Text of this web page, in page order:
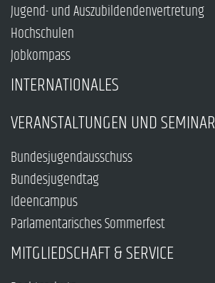
Jugend- und Auszubildendenvertretung
Hochschulen
Jobkompass
INTERNATIONALES
VERANSTALTUNGEN UND
Bundesjugendausschuss
Bundesjugendtag
Ideencampus
Parlamentarisches Sommerfest
MITGLIEDSCHAFT & SERVICE